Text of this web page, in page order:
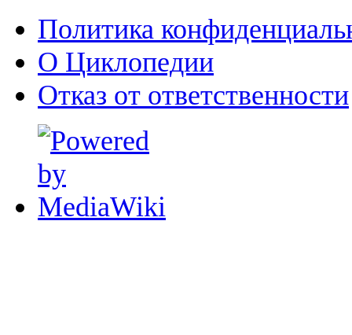
Политика
О Циклопедии
Отказ от ответственности